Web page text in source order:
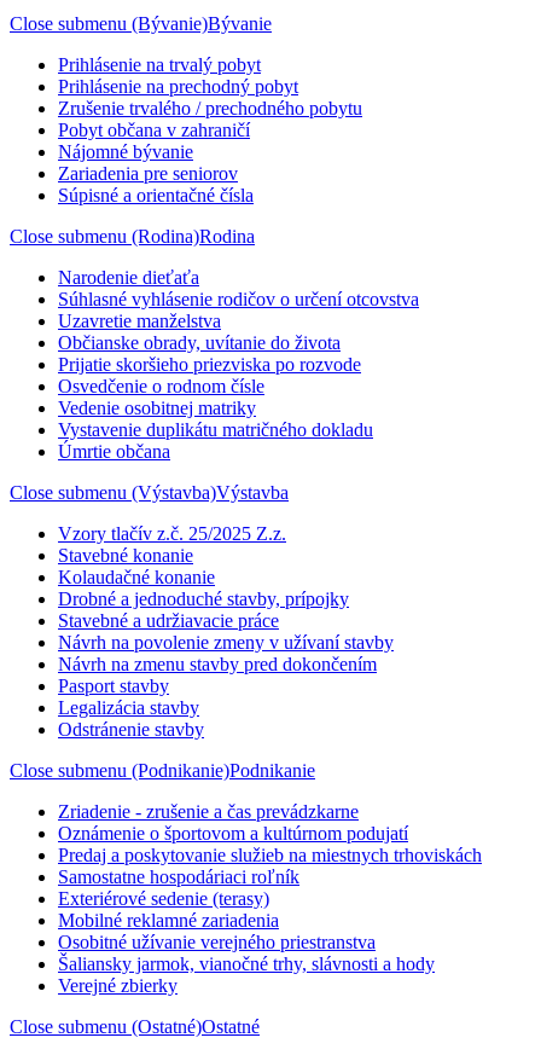
Close submenu (Bývanie)Bývanie
Prihlásenie na trvalý pobyt
Prihlásenie na prechodný pobyt
Zrušenie trvalého / prechodného pobytu
Pobyt občana v zahraničí
Nájomné bývanie
Zariadenia pre seniorov
Súpisné a orientačné čísla
Close submenu (Rodina)Rodina
Narodenie dieťaťa
Súhlasné vyhlásenie rodičov o určení otcovstva
Uzavretie manželstva
Občianske obrady, uvítanie do života
Prijatie skoršieho priezviska po rozvode
Osvedčenie o rodnom čísle
Vedenie osobitnej matriky
Vystavenie duplikátu matričného dokladu
Úmrtie občana
Close submenu (Výstavba)Výstavba
Vzory tlačív z.č. 25/2025 Z.z.
Stavebné konanie
Kolaudačné konanie
Drobné a jednoduché stavby, prípojky
Stavebné a udržiavacie práce
Návrh na povolenie zmeny v užívaní stavby
Návrh na zmenu stavby pred dokončením
Pasport stavby
Legalizácia stavby
Odstránenie stavby
Close submenu (Podnikanie)Podnikanie
Zriadenie - zrušenie a čas prevádzkarne
Oznámenie o športovom a kultúrnom podujatí
Predaj a poskytovanie služieb na miestnych trhoviskách
Samostatne hospodáriaci roľník
Exteriérové sedenie (terasy)
Mobilné reklamné zariadenia
Osobitné užívanie verejného priestranstva
Šaliansky jarmok, vianočné trhy, slávnosti a hody
Verejné zbierky
Close submenu (Ostatné)Ostatné